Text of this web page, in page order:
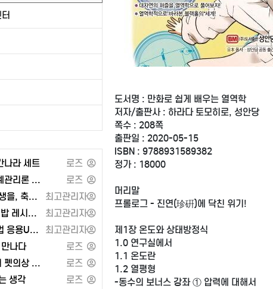
나라 세트
로즈
사회복지 사례관리론 - 공동체
로즈
숙제 같은 인생을, 축제 같은 인생으로 또는 각자도생의 세계와 지정학
최고관리자
10분 후딱 김밥 레시피 100 또는 2024 켈리 지텔프 G-POINT 33: 문법편
최고관리자
기적의 계산법 응용UP 1학년 세트 또는 유대인의 상술
최고관리자
나다
로즈
소잉디자이너 펫의상 강아지 옷 만들기 - 경춘사
로즈
생각
로즈
도서명 : 만화로 쉽게 배우는 열역학
저자/출판사 : 하라다 토모히로, 성안당
쪽수 : 208쪽
출판일 : 2020-05-15
ISBN : 9788931589382
정가 : 18000
머리말
프롤로그 - 진연(珍硏)에 닥친 위기!
제1장 온도와 상태방정식
1.0 연구실에서
1.1 온도란
1.2 열평형
-동수의 보너스 강좌 ① 압력에 대해서